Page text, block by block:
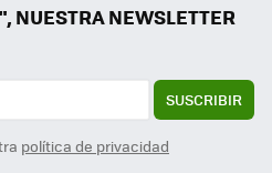
NEWSLETTER
SUSCRIBIR
política de privacidad